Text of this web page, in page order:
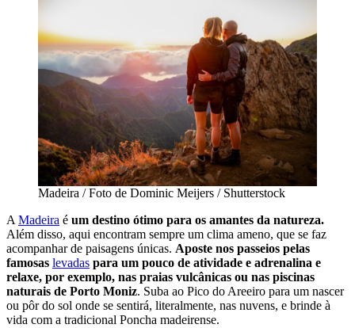
Madeira / Foto de Dominic Meijers / Shutterstock
A Madeira é um destino ótimo para os amantes da natureza.
Além disso, aqui encontram sempre um clima ameno, que se faz
acompanhar de paisagens únicas. Aposte nos passeios pelas
famosas levadas para um pouco de atividade e adrenalina e
relaxe, por exemplo, nas praias vulcânicas ou nas piscinas
naturais de Porto Moniz. Suba ao Pico do Areeiro para um nascer
ou pôr do sol onde se sentirá, literalmente, nas nuvens, e brinde à
vida com a tradicional Poncha madeirense.